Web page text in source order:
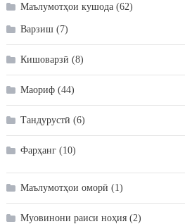
Маълумотҳои кушода(62)
Варзиш(7)
Кишоварзӣ (8)
Маориф(44)
Тандурустӣ (6)
Фарҳанг(10)
Маълумотҳои оморӣ (1)
Муовинони раиси ноҳия(2)